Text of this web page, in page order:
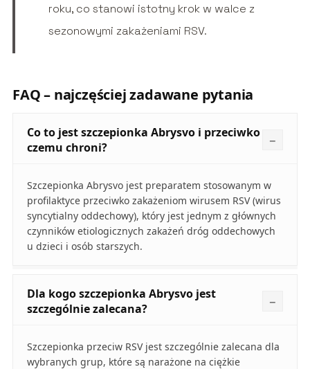
roku, co stanowi istotny krok w walce z
sezonowymi zakażeniami RSV.
FAQ – najczęściej zadawane pytania
Co to jest szczepionka Abrysvo i przeciwko
czemu chroni?
Szczepionka Abrysvo jest preparatem stosowanym w
profilaktyce przeciwko zakażeniom wirusem RSV (wirus
syncytialny oddechowy), który jest jednym z głównych
czynników etiologicznych zakażeń dróg oddechowych
u dzieci i osób starszych.
Dla kogo szczepionka Abrysvo jest
szczególnie zalecana?
Szczepionka przeciw RSV jest szczególnie zalecana dla
wybranych grup, które są narażone na ciężkie